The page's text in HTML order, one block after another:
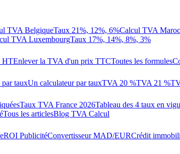
TVA BelgiqueTaux 21%, 12%, 6%Calcul TVA Maroc
TVA LuxembourgTaux 17%, 14%, 8%, 3%
Enlever la TVA d'un prix TTCToutes les formules
tauxUn calculateur par tauxTVA 20 %TVA 21 %
Taux TVA France 2026Tableau des 4 taux en
Tous les articlesBlog TVA Calcul
ROI PublicitéConvertisseur MAD/EURCrédit